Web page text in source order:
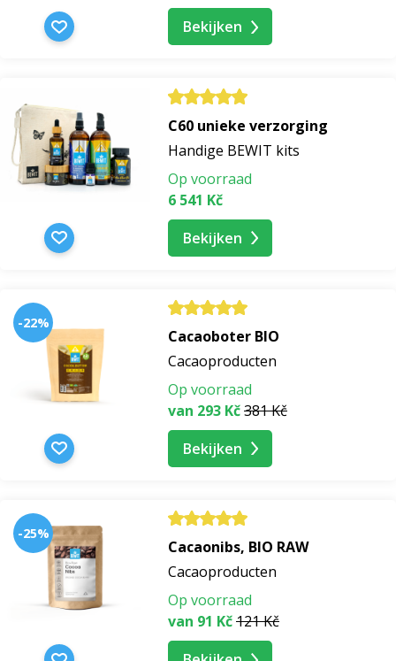
Bekijken
C60 unieke verzorging
Handige BEWIT kits
Op voorraad
6 541 Kč
Bekijken
-22%
Cacaoboter BIO
Cacaoproducten
Op voorraad
van 293 Kč381 Kč
Bekijken
-25%
Cacaonibs, BIO RAW
Cacaoproducten
Op voorraad
van 91 Kč121 Kč